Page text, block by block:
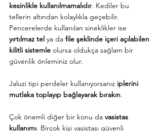
kesinlikle kullanılmamalıdır. Kediler bu
tellerin altından kolaylıkla geçebilir.
Pencerelerde kullanılan sineklikler ise
yırtılmaz tel ya da file şeklinde içeri açılabilen
kilitli sistemle olursa oldukça sağlam bir
güvenlik önleminiz olur.
Jaluzi tipi perdeler kullanıyorsanız iplerini
mutlaka toplayıp bağlayarak bırakın.
Çok önemli diğer bir konu da vasistas
kullanımı. Birçok kişi vasistası güvenli